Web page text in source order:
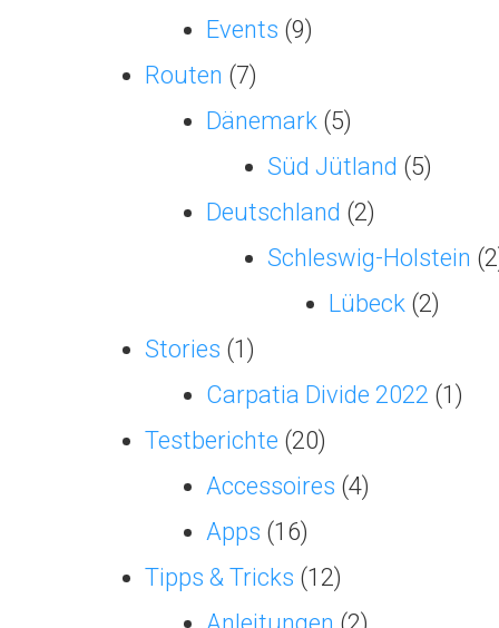
Events (9)
Routen (7)
Dänemark (5)
Süd Jütland (5)
Deutschland (2)
Schleswig-Holstein
Lübeck (2)
Stories (1)
Carpatia Divide 2022 (1)
Testberichte (20)
Accessoires (4)
Apps (16)
Tipps & Tricks (12)